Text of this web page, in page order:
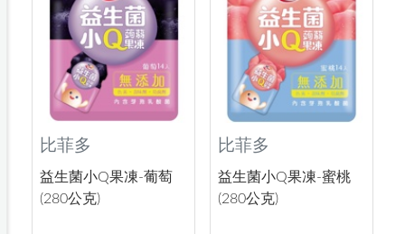
比菲多
益生菌小Q果凍-葡萄
(280公克)
比菲多
益生菌小Q果凍-蜜桃
(280公克)